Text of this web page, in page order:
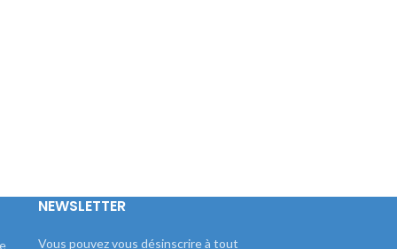
NEWSLETTER
Vous pouvez vous désinscrire à tout